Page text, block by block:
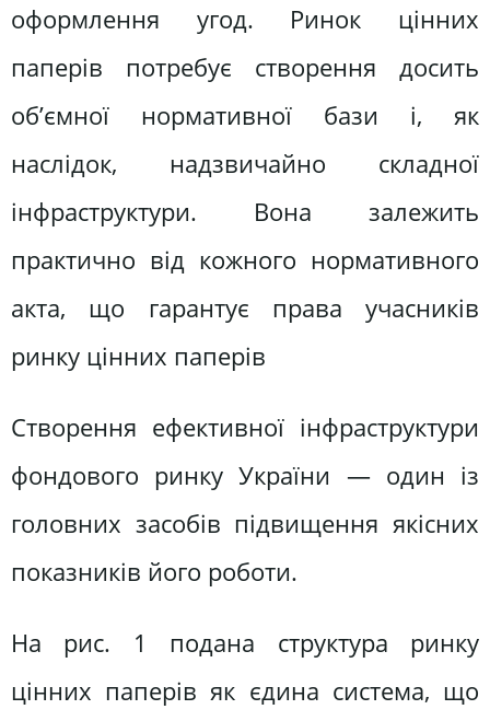
оформлення угод. Ринок цінних
паперів потребує створення досить
об’ємної нормативної бази і, як
наслідок, надзвичайно складної
інфраструктури. Вона залежить
практично від кожного нормативного
акта, що гарантує права учасників
ринку цінних паперів
Створення ефективної інфраструктури
фондового ринку України — один із
головних засобів підвищення якісних
показників його роботи.
На рис. 1 подана структура ринку
цінних паперів як єдина система, що